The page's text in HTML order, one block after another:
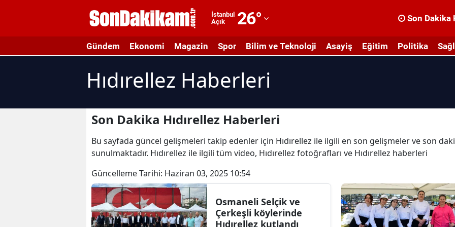
İstanbul
Açık
26°
Adıyaman
Afyonkarahisar
Amasya
Antalya
Artvin
Balıkesir
Son Dakika
Gündem Ekonomi Magazin Spor Bilim ve Teknoloji Asayiş Eğitim Politika
Hıdırellez Haberleri
Son Dakika Hıdırellez Haberleri
Bu sayfada güncel gelişmeleri takip edenler için Hıdırellez ile ilgili en son gelişmeler ve son
sunulmaktadır. Hıdırellez ile ilgili tüm video, Hıdırellez fotoğrafları ve Hıdırellez haberleri
Güncelleme Tarihi: Haziran 03, 2025 10:54
Osmaneli Selçik ve
Çerkeşli köylerinde
Hıdırellez kutlandı